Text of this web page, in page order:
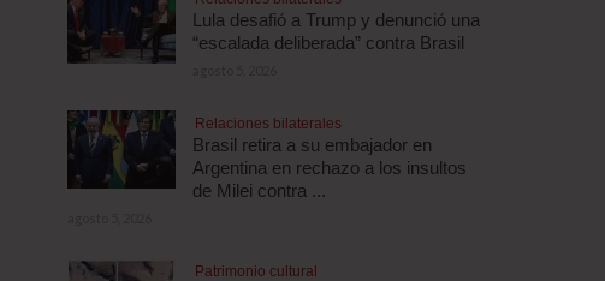
Lula desafió a Trump y denunció una
“escalada deliberada” contra Brasil
Relaciones bilaterales
Brasil retira a su embajador en
Argentina en rechazo a los insultos
de Milei contra ...
Patrimonio cultural